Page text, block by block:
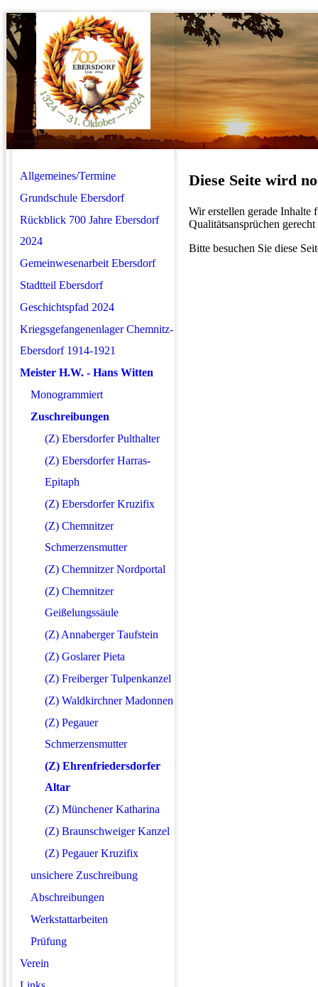
Allgemeines/Termine
Grundschule Ebersdorf
Rückblick 700 Jahre Ebersdorf
2024
Gemeinwesenarbeit Ebersdorf
Stadtteil Ebersdorf
Geschichtspfad 2024
Kriegsgefangenenlager Chemnitz-
Ebersdorf 1914-1921
Meister H.W. - Hans Witten
Monogrammiert
Zuschreibungen
(Z) Ebersdorfer Pulthalter
(Z) Ebersdorfer Harras-
Epitaph
(Z) Ebersdorfer Kruzifix
(Z) Chemnitzer
Schmerzensmutter
(Z) Chemnitzer Nordportal
(Z) Chemnitzer
Geißelungssäule
(Z) Annaberger Taufstein
(Z) Goslarer Pieta
(Z) Freiberger Tulpenkanzel
(Z) Waldkirchner Madonnen
(Z) Pegauer
Schmerzensmutter
(Z) Ehrenfriedersdorfer
Altar
(Z) Münchener Katharina
(Z) Braunschweiger Kanzel
(Z) Pegauer Kruzifix
unsichere Zuschreibung
Abschreibungen
Werkstattarbeiten
Prüfung
Verein
Diese Seite wird
Wir erstellen gerade Inhalte
Qualitätsansprüchen
Bitte besuchen Sie diese